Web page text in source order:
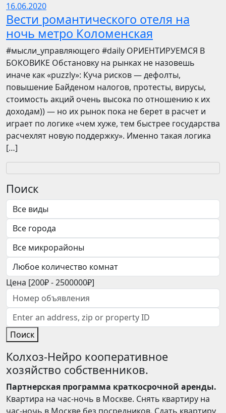
16.06.2020
Вести романтического отеля на
ночь метро Коломенская
​​#мысли_управляющего #daily ОРИЕНТИРУЕМСЯ В
БОКОВИКЕ Обстановку на рынках не назовешь
иначе как «puzzly»: Куча рисков — дефолты,
повышение Байденом налогов, протесты, вирусы,
стоимость акций очень высока по отношению к их
доходам)) — но их рынок пока не берет в расчет и
играет по логике «чем хуже, тем быстрее государства
расчехлят новую поддержку». Именно такая логика
[…]
Поиск
Цена [200₽-2500000₽]
Поиск
Колхоз-Нейро кооперативное
хозяйство собственников.
Партнерская программа краткосрочной аренды.
Квартира на час-ночь в Москве. Снять квартиру на